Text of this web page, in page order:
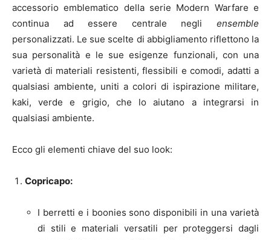
accessorio emblematico della serie Modern Warfare e
continua ad essere centrale negli ensemble
personalizzati. Le sue scelte di abbigliamento riflettono la
sua personalità e le sue esigenze funzionali, con una
varietà di materiali resistenti, flessibili e comodi, adatti a
qualsiasi ambiente, uniti a colori di ispirazione militare,
kaki, verde e grigio, che lo aiutano a integrarsi in
qualsiasi ambiente.
Ecco gli elementi chiave del suo look:
Copricapo:
I berretti e i boonies sono disponibili in una varietà
di stili e materiali versatili per proteggersi dagli